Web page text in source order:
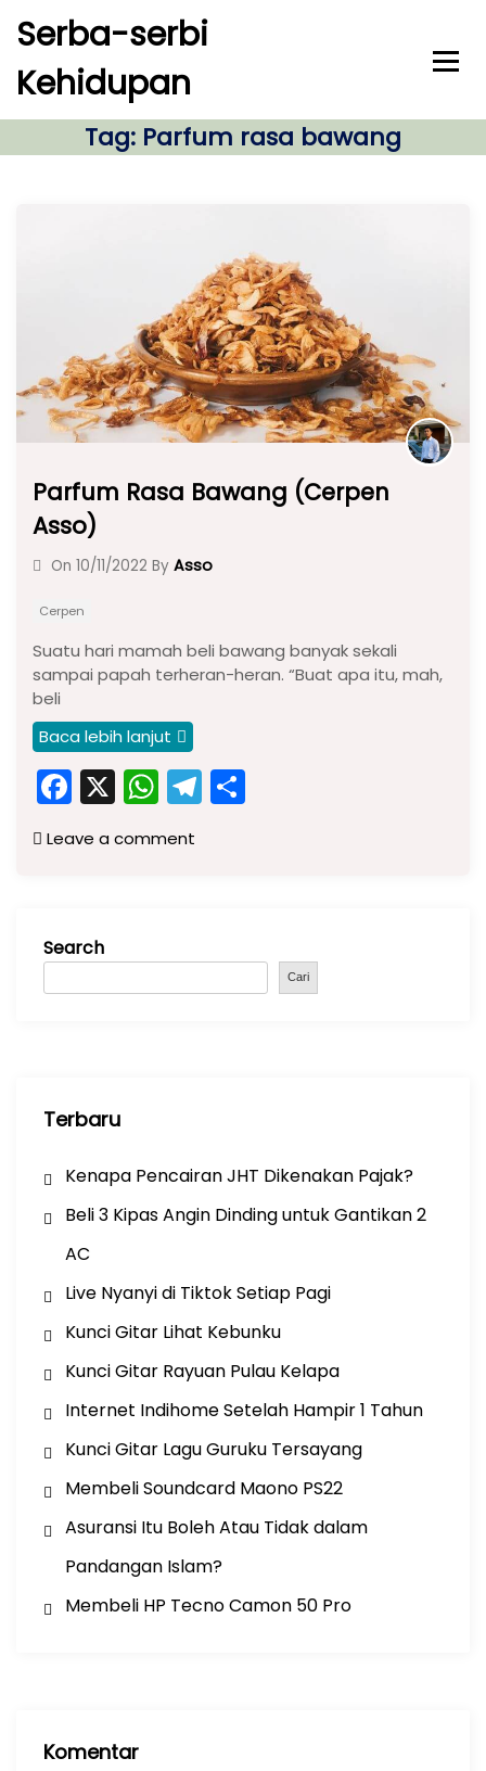
c
Serba-serbi
Kehidupan
Tag: Parfum rasa bawang
Parfum Rasa Bawang (Cerpen
Asso)
On 10/11/2022 By Asso
Cerpen
Suatu hari mamah beli bawang banyak sekali
sampai papah terheran-heran. “Buat apa itu, mah,
beli
Baca lebih lanjut
F
a
c
o
o
X W
h
a
p
p
T
el
m
Leave a comment
Search
Cari
Terbaru
Kenapa Pencairan JHT Dikenakan Pajak?
Beli 3 Kipas Angin Dinding untuk Gantikan 2
AC
Live Nyanyi di Tiktok Setiap Pagi
Kunci Gitar Lihat Kebunku
Kunci Gitar Rayuan Pulau Kelapa
Internet Indihome Setelah Hampir 1 Tahun
Kunci Gitar Lagu Guruku Tersayang
Membeli Soundcard Maono PS22
Asuransi Itu Boleh Atau Tidak dalam
Pandangan Islam?
Membeli HP Tecno Camon 50 Pro
Komentar